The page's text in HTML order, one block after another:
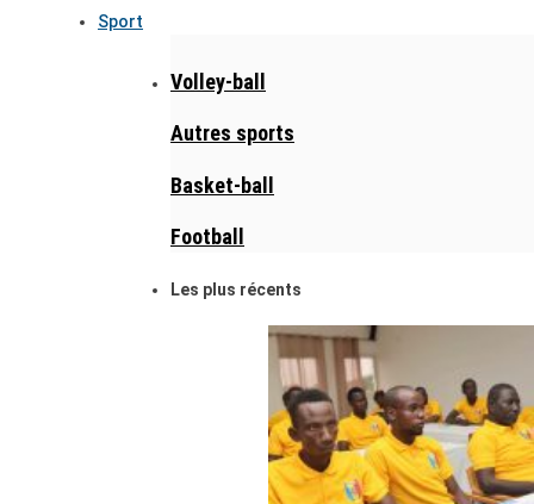
Sport
Volley-ball
Autres sports
Basket-ball
Football
Les plus récents